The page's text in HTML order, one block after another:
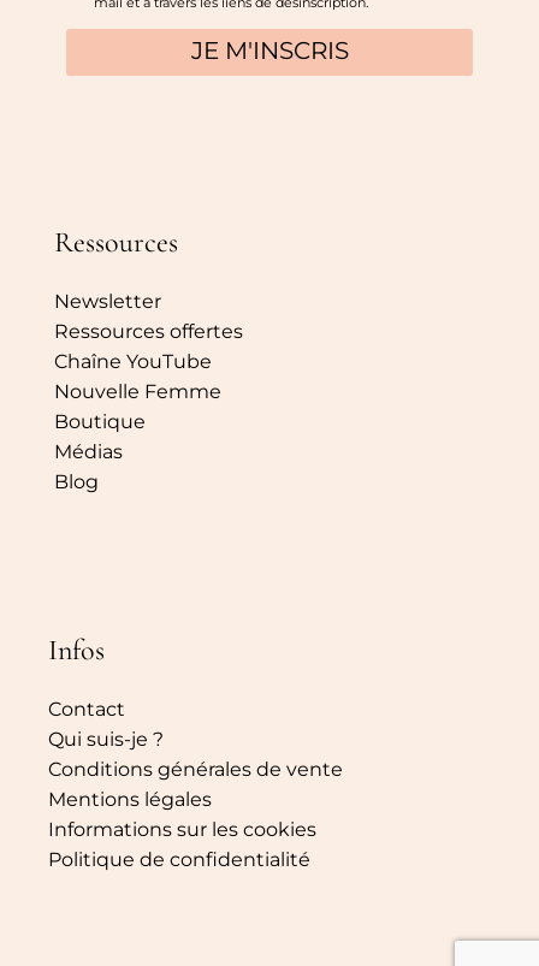
Ressources
Newsletter
Ressources offertes
Chaîne YouTube
Nouvelle Femme
Boutique
Médias
Blog
Infos
Contact
Qui suis-je ?
Conditions générales de vente
Mentions légales
Informations sur les cookies
Politique de confidentialité